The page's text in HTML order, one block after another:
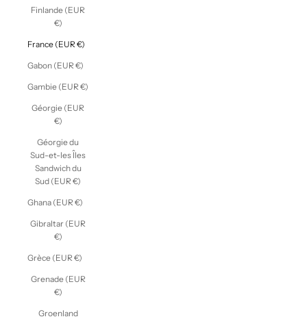
Finlande (EUR
€)
France (EUR €)
Gabon (EUR €)
Gambie (EUR €)
Géorgie (EUR
€)
Géorgie du
Sud-et-les Îles
Sandwich du
Sud (EUR €)
Ghana (EUR €)
Gibraltar (EUR
€)
Grèce (EUR €)
Grenade (EUR
€)
Groenland